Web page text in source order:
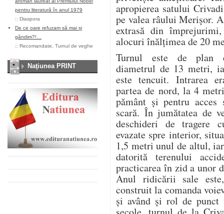
pentru literatură în anul 1979
:: Diaspora
De ce oare refuzam să mai și
gândim?!…
:: Recomandate Turnul de veghe
Naţiunea PRINT
apropierea satului
pe valea râului Merişor.
extrasă din
alocuri înălţimea de 20
Turnul este de plan
diametrul de 13 metri,
este tencuit. Intrarea
partea de nord, la 4
pământ şi pentru acces
scară. În jumătatea de
deschideri de tragere
evazate spre interior,
1,5 metri unul de altul,
datorită terenului
practicarea în zid a unor
Anul ridicării sale
construit la comanda
şi având şi rol de punct